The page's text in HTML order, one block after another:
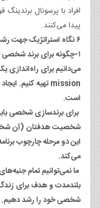
افراد با پرسونال
پیدا می‌کنند.
۶ نگاه استراتژیک جهت رشد برندسازی شخصی تان
۱-چگونه برای برند شخصی خود چشم‌انداز یا
می‌دانیم برای
mission تهیه کنیم.
ایجاد
است.
برایبرندسازی شخصی
شخصیت هدفتان(آن
این دو مرحله چارچوب
می‌کند.
ما نمی‌توانیم تمام
بلندمدت و هدف برای
شخصی خود را رشددهیم.